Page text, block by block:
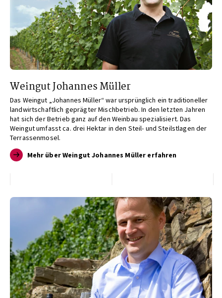
Weingut Johannes Müller
Das Weingut „Johannes Müller“ war ursprünglich ein traditioneller
landwirtschaftlich geprägter Mischbetrieb. In den letzten Jahren
hat sich der Betrieb ganz auf den Weinbau spezialisiert. Das
Weingut umfasst ca. drei Hektar in den Steil- und Steilstlagen der
Terrassenmosel.
Mehr über Weingut Johannes Müller erfahren